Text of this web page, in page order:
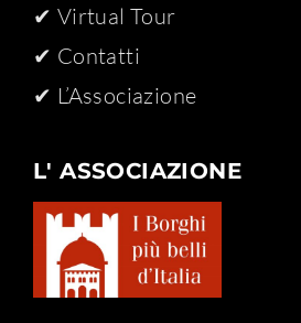
✔ Virtual Tour
✔ Contatti
✔ L’Associazione
L' ASSOCIAZIONE